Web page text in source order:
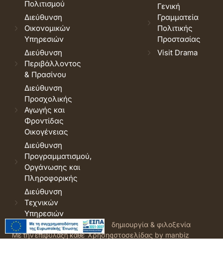
Πολιτισμού
Διεύθυνση
Οικονομικών
Υπηρεσιών
Διεύθυνση
Περιβάλλοντος
& Πρασίνου
Διεύθυνση
Προσχολικής
Αγωγής και
Φροντίδας
Οικογένειας
Διεύθυνση
Προγραμματισμού,
Οργάνωσης και
Πληροφορικής
Διεύθυνση
Τεχνικών
Υπηρεσιών
Γενική
Γραμματεία
Πολιτικής
Προστασίας
Visit Drama
© 2026 Δήμος Δράμας.
Με την επιφύλαξη κάθε
Όροι
Χρήσης
δημιουργία & φιλοξενία
ιστοσελίδας by manbiz